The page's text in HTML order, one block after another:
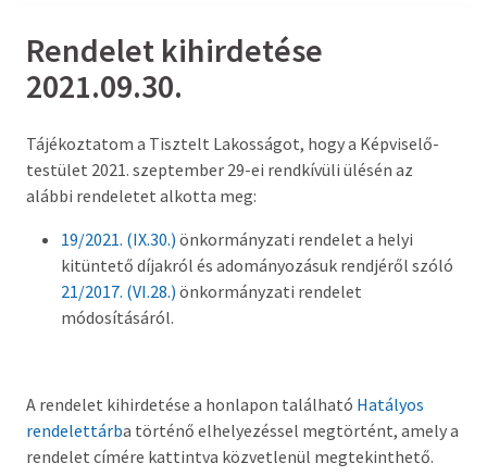
Alpolgármester
Jegyző
Aljegyző
Országgyűlési képviselő
Képviselő-testület tagok és munkatervek
Képviselő-testületi és bizottsági ülések
anyagai
Képviselő-testületi tagok önéletrajzai,
vagyonnyilatkozatok
Rendelet kihirdetése
2021.09.30.
Tájékoztatom a Tisztelt Lakosságot, hogy a Képviselő-
testület 2021. szeptember 29-ei rendkívüli ülésén az
alábbi rendeletet alkotta meg:
19/2021. (IX.30.) önkormányzati rendelet a helyi
kitüntető díjakról és adományozásuk rendjéről szóló
21/2017. (VI.28.) önkormányzati rendelet
módosításáról.
A rendelet kihirdetése a honlapon található Hatályos
rendelettárba történő elhelyezéssel megtörtént, amely a
rendelet címére kattintva közvetlenül megtekinthető.